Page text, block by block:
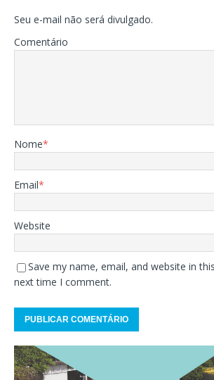
Seu e-mail não será divulgado.
Comentário
Nome*
Email*
Website
Save my name, email, and website in
next time I comment.